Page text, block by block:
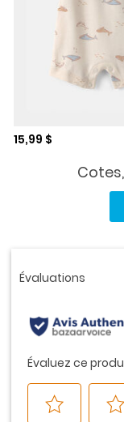
Prix de solde
15,99 $
la